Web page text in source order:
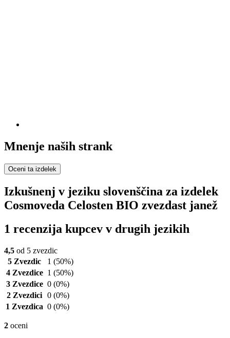
Mnenje naših strank
Oceni ta izdelek
Izkušnenj v jeziku slovenščina za izdelek
Cosmoveda Celosten BIO zvezdast janež
1 recenzija kupcev v drugih jezikih
4,5 od 5 zvezdic
5 Zvezdic
1 (50%)
4 Zvezdice 1 (50%)
3 Zvezdice 0 (0%)
2 Zvezdici 0 (0%)
1 Zvezdica 0 (0%)
2 oceni